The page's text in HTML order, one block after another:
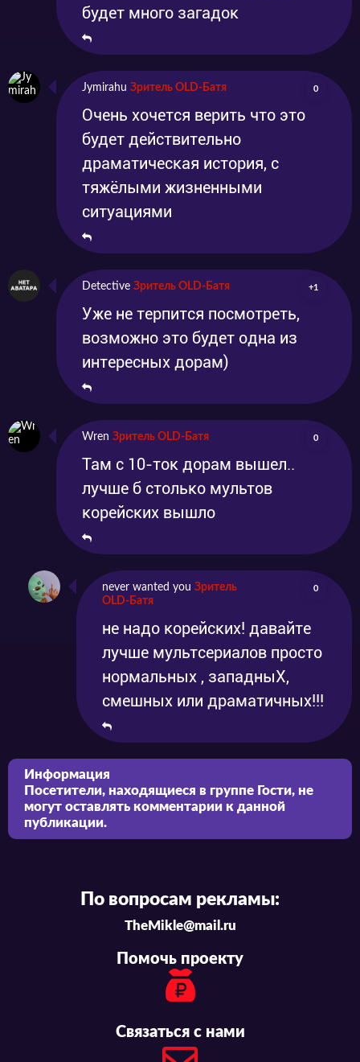
будет много загадок
Jymirahu Зритель OLD-Батя 0
Очень хочется верить что это
будет действительно
драматическая история, с
тяжёлыми жизненными
ситуациями
Detective Зритель OLD-Батя +1
Уже не терпится посмотреть,
возможно это будет одна из
интересных дорам)
Wren Зритель OLD-Батя 0
Там с 10-ток дорам вышел..
лучше б столько мультов
корейских вышло
never wanted you Зритель
OLD-Батя
0
не надо корейских! давайте
лучше мультсериалов просто
нормальных , западныХ,
смешных или драматичных!!!
Информация
Посетители, находящиеся в группе Гости, не
могут оставлять комментарии к данной
публикации.
По вопросам рекламы:
TheMikle@mail.ru
Помочь проекту
Связаться с нами